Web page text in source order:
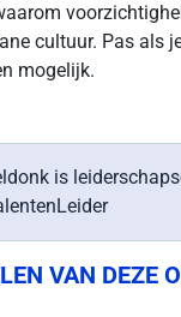
cultuur. Pas als
mogelijk.
is
VAN DEZE